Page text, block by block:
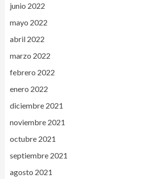
junio 2022
mayo 2022
abril 2022
marzo 2022
febrero 2022
enero 2022
diciembre 2021
noviembre 2021
octubre 2021
septiembre 2021
agosto 2021